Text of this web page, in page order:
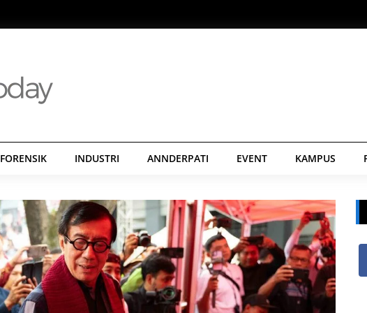
FORENSIK INDUSTRI ANNDERPATI EVENT KAMPUS